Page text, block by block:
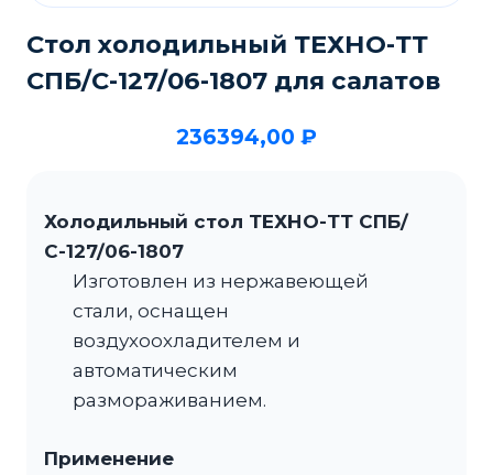
Стол холодильный ТЕХНО-ТТ
СПБ/С-127/06-1807 для салатов
236394,00 ₽
Холодильный стол ТЕХНО-ТТ СПБ/
С-127/06-1807
Изготовлен из нержавеющей
стали, оснащен
воздухоохладителем и
автоматическим
размораживанием.
Применение